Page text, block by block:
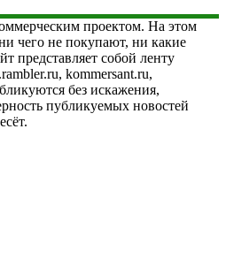
проектом. На этом
чего не покупают, ни какие
представляет собой ленту
kommersant.ru,
без искажения,
публикуемых новостей